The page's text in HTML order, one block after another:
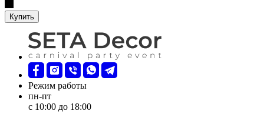
Купить
Режим работы
пн-пт
с 10:00 до 18:00